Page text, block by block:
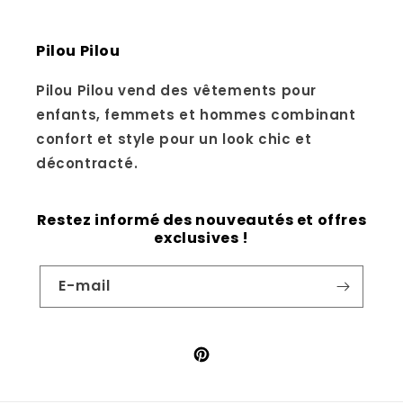
Pilou Pilou
Pilou Pilou vend des vêtements pour
enfants, femmets et hommes combinant
confort et style pour un look chic et
décontracté.
Restez informé des nouveautés et offres
exclusives !
E-mail
Pinterest